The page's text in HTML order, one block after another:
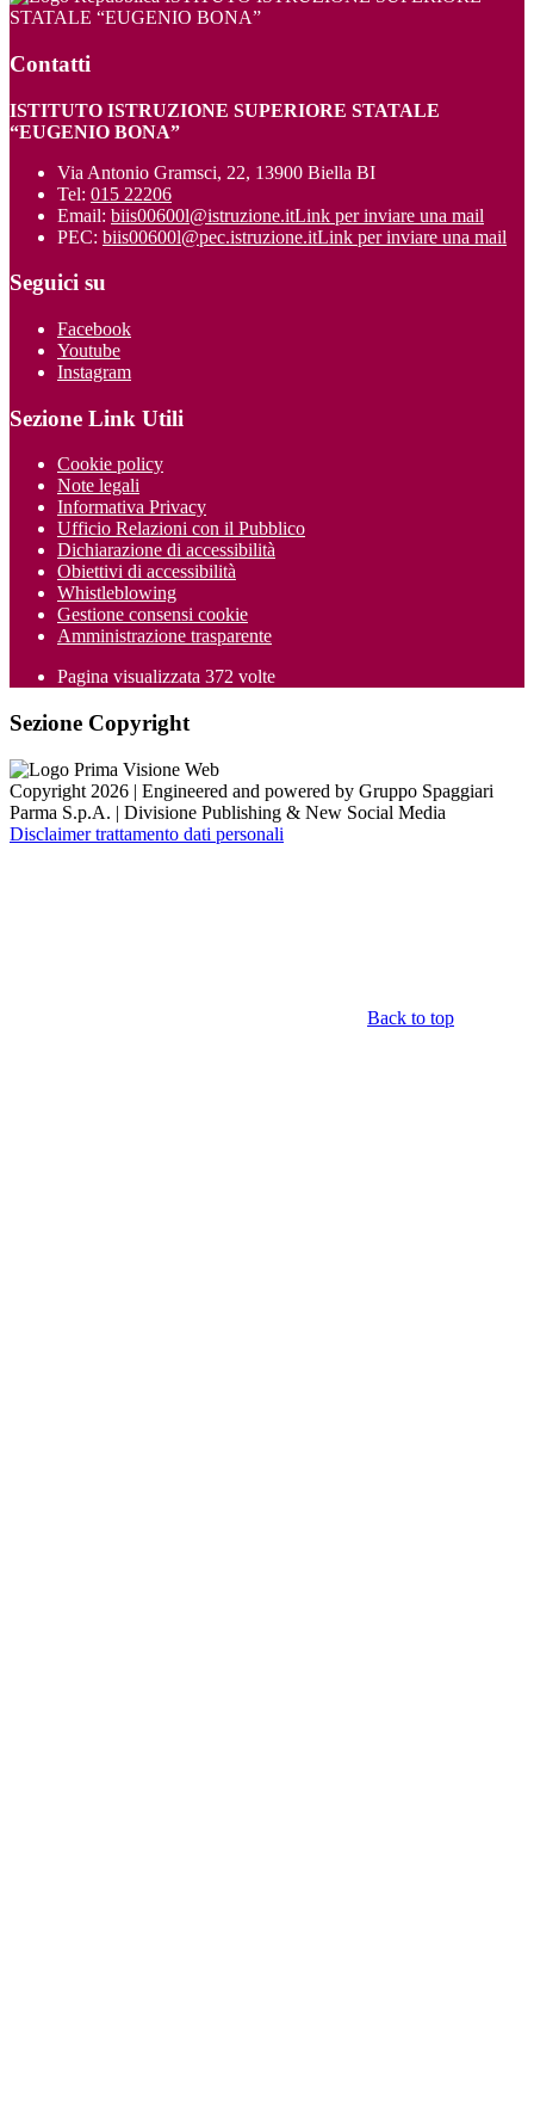
STATALE “EUGENIO BONA”
Contatti
ISTITUTO ISTRUZIONE SUPERIORE STATALE
“EUGENIO BONA”
Via Antonio Gramsci, 22, 13900 Biella BI
Tel: 015 22206
Email: biis00600l@istruzione.itLink per inviare una mail
PEC: biis00600l@pec.istruzione.itLink per inviare una mail
Seguici su
Facebook
Youtube
Instagram
Sezione Link Utili
Cookie policy
Note legali
Informativa Privacy
Ufficio Relazioni con il Pubblico
Dichiarazione di accessibilità
Obiettivi di accessibilità
Whistleblowing
Gestione consensi cookie
Amministrazione trasparente
Pagina visualizzata 372 volte
Sezione Copyright
Copyright 2026 | Engineered and powered by Gruppo Spaggiari
Parma S.p.A. | Divisione Publishing & New Social Media
Disclaimer trattamento dati personali
Back to top